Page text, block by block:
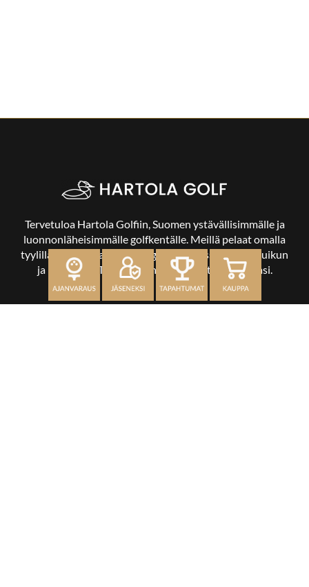
Tervetuloa Hartola Golfiin, Suomen ystävällisimmälle ja
luonnonläheisimmälle golfkentälle. Meillä pelaat omalla
tyylilläsi ja tasollasi – ja bongaat halutessasi vaikka uikun
ja kuikankin. Tärkeintä on, että nautit vierailustasi.